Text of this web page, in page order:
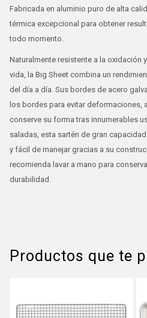
Fabricada en aluminio puro de alta
térmica excepcional para obtener
todo momento.
Naturalmente resistente a la oxidación
vida, la Big Sheet combina un
del día a día. Sus bordes de acero
los bordes para evitar deformaciones,
conserve su forma tras innumerables
saladas, esta sartén de gran
y fácil de manejar gracias a su
recomienda lavar a mano para
durabilidad.
Productos que te